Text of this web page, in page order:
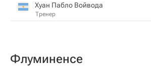
Хуан Пабло Войвода
Тренер
Флуминенсе